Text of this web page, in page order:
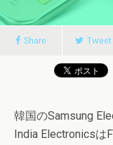
Share Tweet
韓国のSamsung
India Electronicsは